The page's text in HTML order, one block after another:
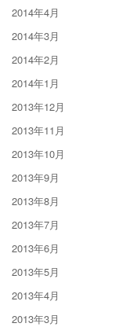
2014年4月
2014年3月
2014年2月
2014年1月
2013年12月
2013年11月
2013年10月
2013年9月
2013年8月
2013年7月
2013年6月
2013年5月
2013年4月
2013年3月